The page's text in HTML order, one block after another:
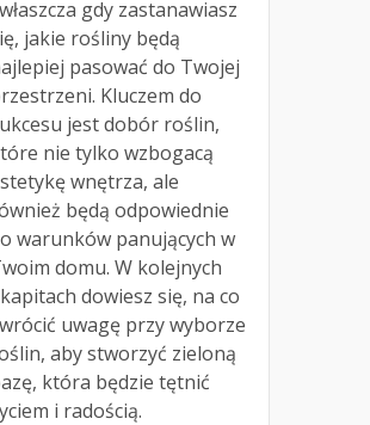
gdy zastanawiasz
jakie rośliny będą
pasować do Twojej
Kluczem do
jest dobór roślin,
nie tylko wzbogacą
wnętrza, ale
będą odpowiednie
warunków panujących w
domu. W kolejnych
dowiesz się, na co
uwagę przy wyborze
aby stworzyć zieloną
która będzie tętnić
i radością.